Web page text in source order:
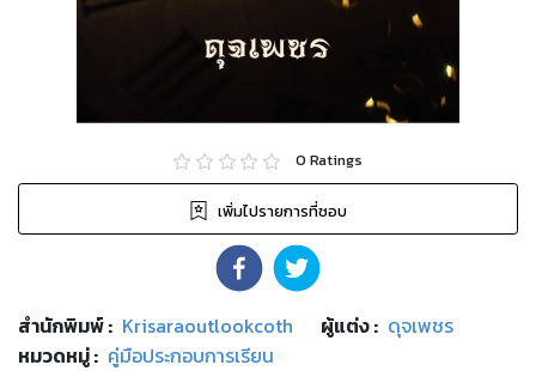
0 Ratings
เพิ่มไปรายการที่ชอบ
สำนักพิมพ์: Krisaraoutlookcoth ผู้แต่ง : ดุจเพชร
หมวดหมู่: คู่มือประกอบการเรียน